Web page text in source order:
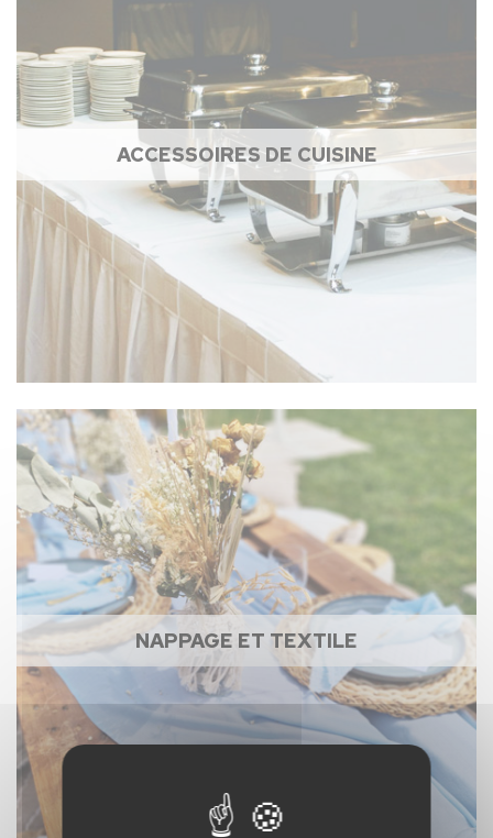
ACCESSOIRES DE CUISINE
NAPPAGE ET TEXTILE